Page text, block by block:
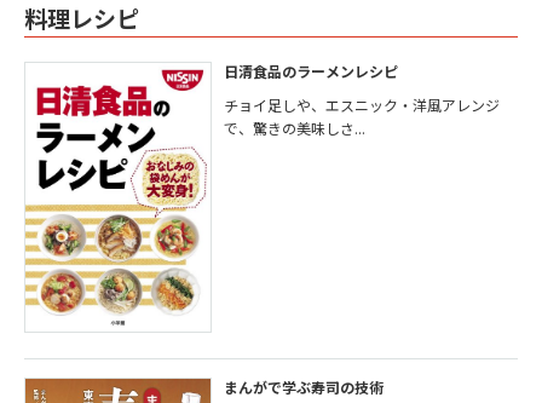
料理レシピ
日清食品のラーメンレシピ
チョイ足しや、エスニック・洋風アレンジ
で、驚きの美味しさ...
まんがで学ぶ寿司の技術